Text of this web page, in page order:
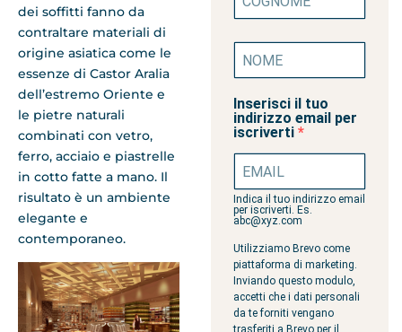
dei soffitti fanno da
contraltare materiali di
origine asiatica come le
essenze di Castor Aralia
dell’estremo Oriente e
le pietre naturali
combinati con vetro,
ferro, acciaio e piastrelle
in cotto fatte a mano. Il
risultato è un ambiente
elegante e
contemporaneo.
Inserisci il tuo
indirizzo email per
iscriverti
Indica il tuo indirizzo email
per iscriverti. Es.
abc@xyz.com
Utilizziamo Brevo come
piattaforma di marketing.
Inviando questo modulo,
accetti che i dati personali
da te forniti vengano